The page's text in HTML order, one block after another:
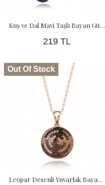
Kuş ve Dal Mavi Taşlı Bayan Gümüş Kolye
219 TL
Out Of Stock
Leopar Desenli Yuvarlak Bayan Gümüş Kolye